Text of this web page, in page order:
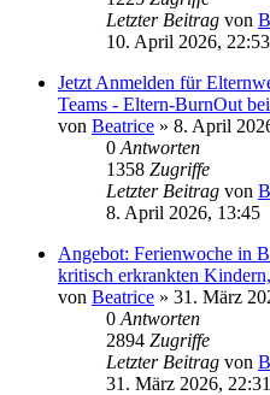
Letzter Beitrag von
10. April 2026, 22:53
Jetzt Anmelden für
Teams - Eltern-BurnOut
von Beatrice » 8. April
0 Antworten
1358 Zugriffe
Letzter Beitrag von
8. April 2026, 13:45
Angebot: Ferienwoche in
kritisch erkrankten
von Beatrice » 31. März
0 Antworten
2894 Zugriffe
Letzter Beitrag von
31. März 2026, 22:31